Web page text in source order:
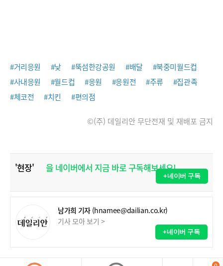
#거리응원 #낮 #뚝섬한강공원 #배달
#북중미월드컵
#사내응원
#월드컵 #응원 #응원전 #주류
#집관족
#체코전
#치킨 #편의점
©(주) 데일리안 무단전재 및 재배포 금지
'현장' 을 네이버에서 지금 바로 구독해보세요!
+네이버 구독
남가희 기자 (hnamee@dailian.co.kr)
기사 모아 보기 >
+네이버 구독